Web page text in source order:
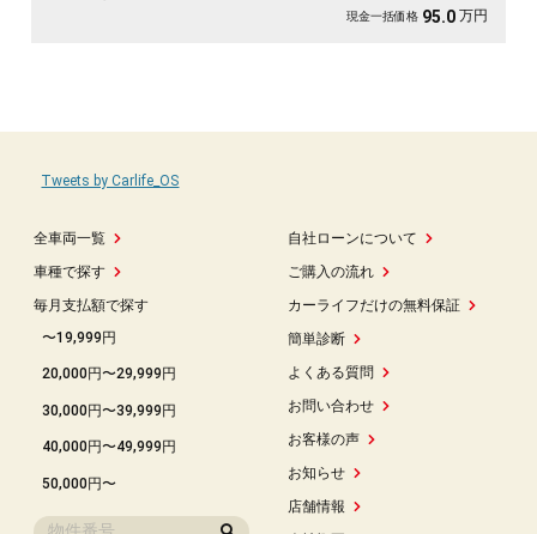
現金一括価格 95.0 万円
全車両一覧
車種で探す
毎月支払額で探す
〜19,999円
20,000円〜29,999円
30,000円〜39,999円
40,000円〜49,999円
50,000円〜
自社ローンについて
ご購入の流れ
カーライフだけの無料保証
簡単診断
よくある質問
お問い合わせ
お客様の声
お知らせ
店舗情報
Tweets by Carlife_OS